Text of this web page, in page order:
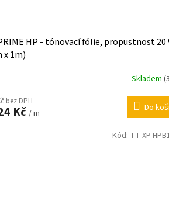
HP - tónovací fólie, propustnost 20
x 1m)
Skladem
bez DPH
Kč/ m Do
Kód: TT XP